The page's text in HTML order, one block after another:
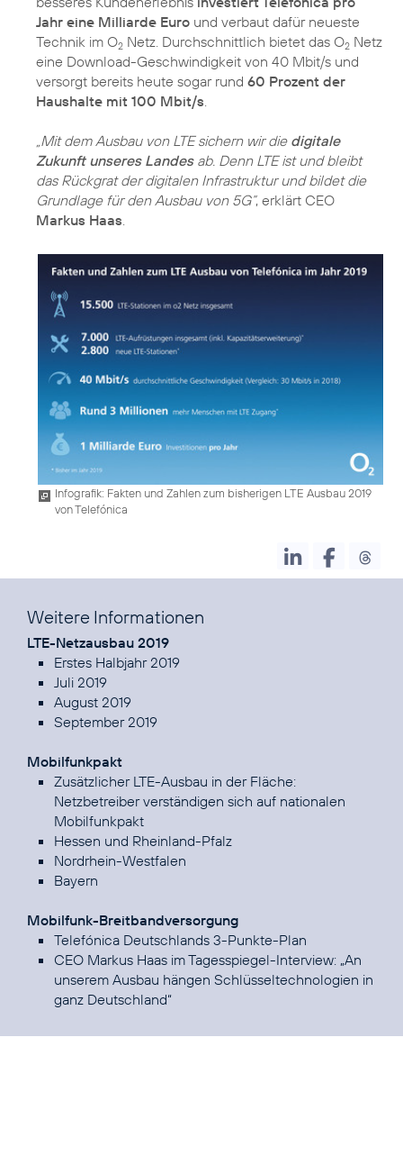
Jahr eine Milliarde Euro und verbaut dafür neueste
Technik im O2 Netz. Durchschnittlich bietet das O2 Netz
eine Download-Geschwindigkeit von 40 Mbit/s und
versorgt bereits heute sogar rund 60 Prozent der
Haushalte mit 100 Mbit/s.
„Mit dem Ausbau von LTE sichern wir die digitale
Zukunft unseres Landesab. Denn LTE ist und bleibt
das Rückgrat der digitalen Infrastruktur und bildet die
Grundlage für den Ausbau von 5G“, erklärt CEO
Markus Haas.
Infografik: Fakten und Zahlen zum bisherigen LTE Ausbau 2019
von Telefónica
Weitere Informationen
LTE-Netzausbau 2019
Erstes Halbjahr 2019
Juli 2019
August 2019
September 2019
Mobilfunkpakt
Zusätzlicher LTE-Ausbau in der Fläche:
Netzbetreiber verständigen sich auf nationalen
Mobilfunkpakt
Hessen und Rheinland-Pfalz
Nordrhein-Westfalen
Bayern
Mobilfunk-Breitbandversorgung
Telefónica Deutschlands 3-Punkte-Plan
CEO Markus Haas im Tagesspiegel-Interview: „An
unserem Ausbau hängen Schlüsseltechnologien in
ganz Deutschland“